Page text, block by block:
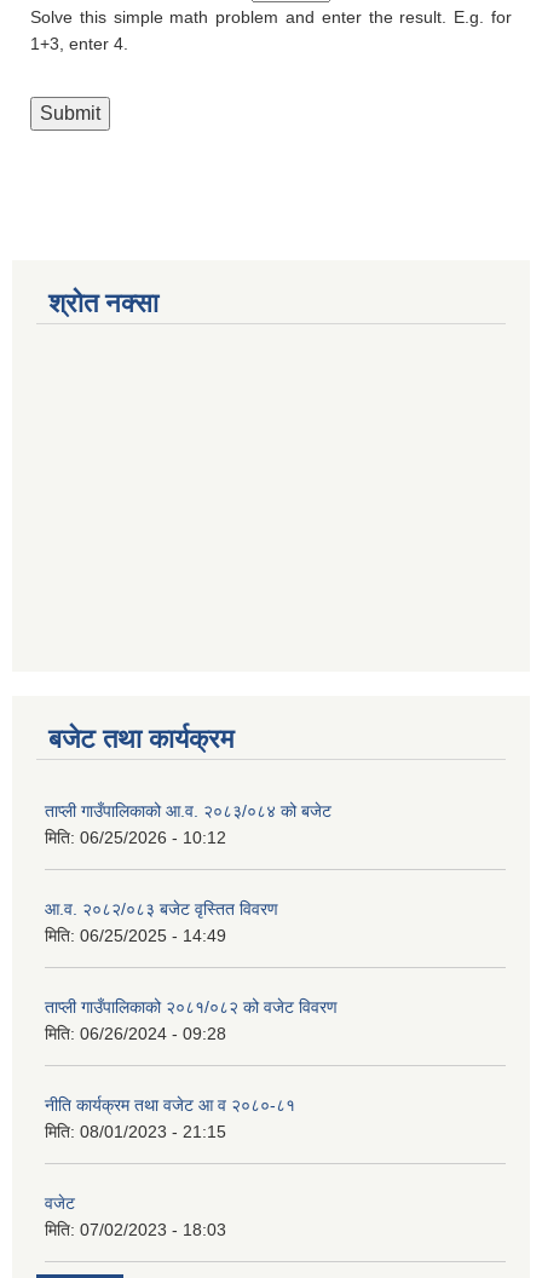
Solve this simple math problem and enter the result. E.g. for
1+3, enter 4.
श्रोत नक्सा
बजेट तथा कार्यक्रम
ताप्ली गाउँपालिकाको आ.व. २०८३/०८४ को बजेट
मिति: 06/25/2026 - 10:12
आ.व. २०८२/०८३ बजेट वृस्तित विवरण
मिति: 06/25/2025 - 14:49
ताप्ली गाउँपालिकाको २०८१/०८२ को वजेट विवरण
मिति: 06/26/2024 - 09:28
नीति कार्यक्रम तथा वजेट आ व २०८०-८१
मिति: 08/01/2023 - 21:15
वजेट
मिति: 07/02/2023 - 18:03